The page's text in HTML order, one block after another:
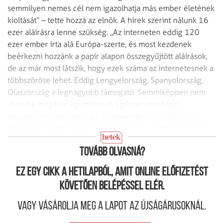
semmilyen nemes cél nem igazolhatja más ember életének
kioltását” – tette hozzá az elnök. A hírek szerint nálunk 16
ezer aláírásra lenne szükség. „Az interneten eddig 120
ezer ember írta alá Európa-szerte, és most kezdenek
beérkezni hozzánk a papír alapon összegyűjtött aláírások,
de az már most látszik, hogy ezek száma az internetesnek a
többszöröse lehet. Eddig Lengyelország, Spanyolország,
Olaszország a legnagyobb támogató. Semmiképpen nem
Tovább olvasná?
Ez egy cikk a hetilapból, amit online előfizetést
követően belépéssel elér.
Vagy vásárolja meg a lapot az újságárusoknál.